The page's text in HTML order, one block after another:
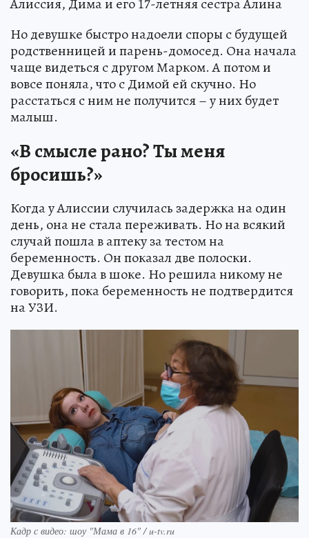
Алиссия, Дима и его 17-летняя сестра Алина
Но девушке быстро надоели споры с будущей
родственницей и парень-домосед. Она начала
чаще видеться с другом Марком. А потом и
вовсе поняла, что с Димой ей скучно. Но
расстаться с ним не получится – у них будет
малыш.
«В смысле рано? Ты меня
бросишь?»
Когда у Алиссии случилась задержка на один
день, она не стала переживать. Но на всякий
случай пошла в аптеку за тестом на
беременность. Он показал две полоски.
Девушка была в шоке. Но решила никому не
говорить, пока беременность не подтвердится
на УЗИ.
Кадр с видео: шоу "Мама в 16" / u-tv.ru